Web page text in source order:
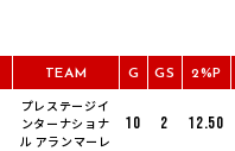
TEAM G GS 2%P
プレステージイ
ンターナショナ
ル アランマーレ
10 2 12.50